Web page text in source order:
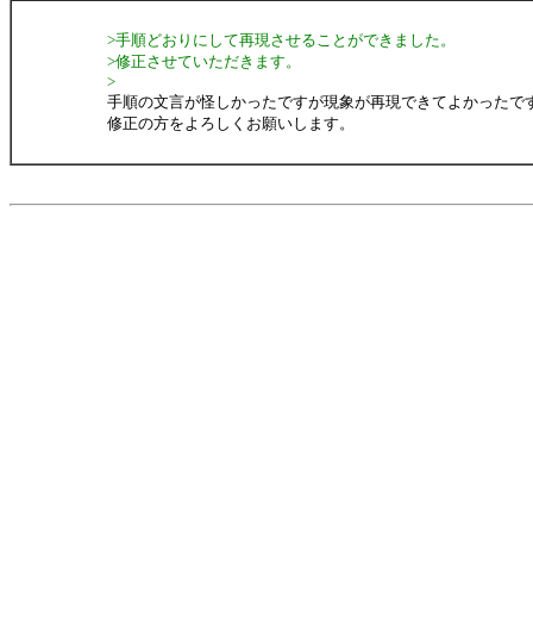
>手順どおりにして再現させることができました。
>修正させていただきます。
>
手順の文言が怪しかったですが現象が再現できてよかったで
修正の方をよろしくお願いします。